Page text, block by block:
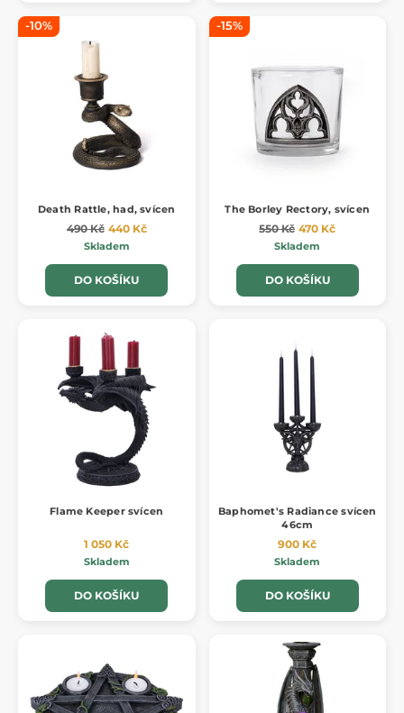
-10%
Death Rattle, had, svícen
490 Kč 440 Kč
Skladem
DO KOŠÍKU
-15%
The Borley Rectory, svícen
550 Kč 470 Kč
Skladem
DO KOŠÍKU
Flame Keeper svícen
1 050 Kč
Skladem
DO KOŠÍKU
Baphomet's Radiance svícen
46cm
900 Kč
Skladem
DO KOŠÍKU